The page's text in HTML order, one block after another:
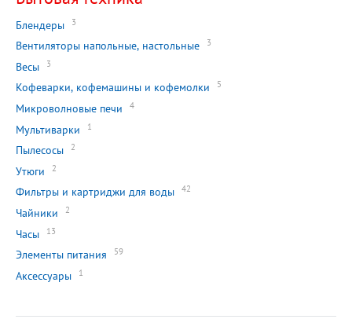
Блендеры 3
Вентиляторы напольные, настольные 3
Весы 3
Кофеварки, кофемашины и кофемолки 5
Микроволновые печи 4
Мультиварки 1
Пылесосы 2
Утюги 2
Фильтры и картриджи для воды 42
Чайники 2
Часы 13
Элементы питания 59
Аксессуары 1